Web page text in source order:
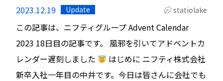
2023.12.19 Update statiolake
この記事は、ニフティグループ Advent Calendar
2023 18日目の記事です。 風邪を引いてアドベントカ
レンダー遅刻しました
はじめに ニフティ株式会社
新卒入社一年目の中井です。今日は皆さんに会社でも